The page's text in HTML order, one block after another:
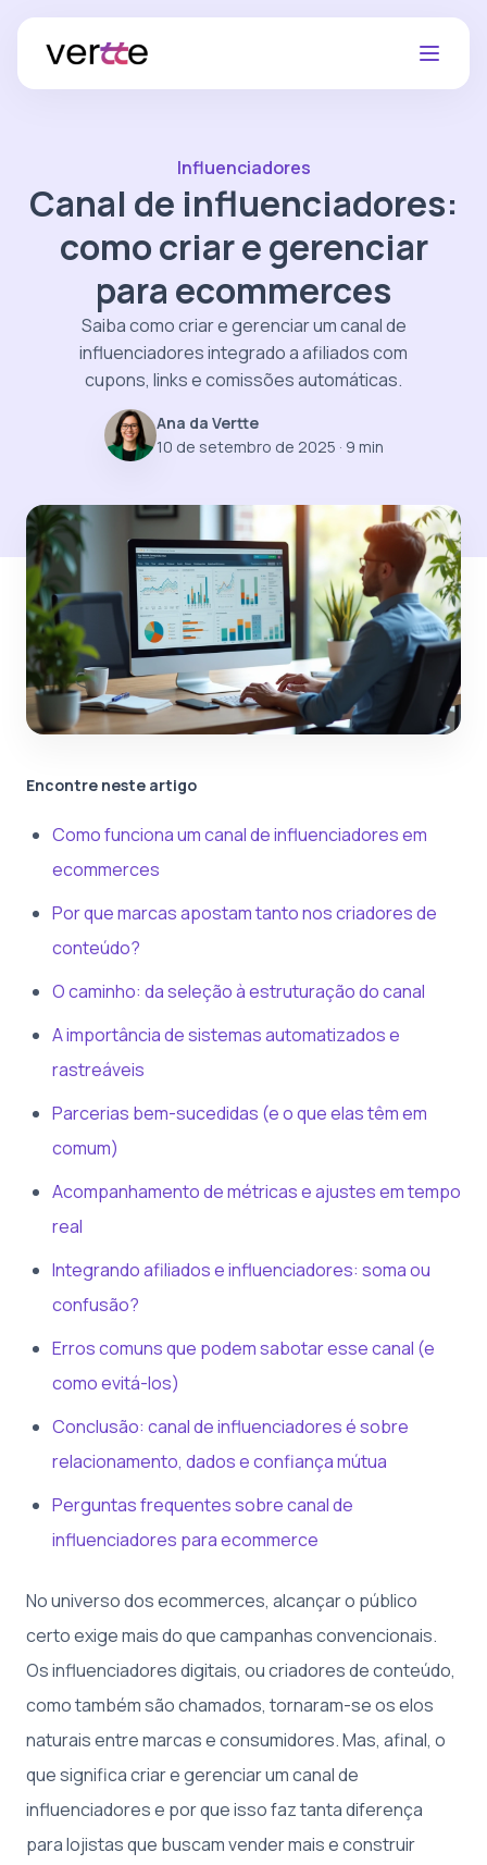
Influenciadores
Canal de influenciadores:
como criar e gerenciar
para ecommerces
Saiba como criar e gerenciar um canal de
influenciadores integrado a afiliados com
cupons, links e comissões automáticas.
Ana da Vertte
10 de setembro de 2025 · 9 min
Encontre neste artigo
Como funciona um canal de influenciadores em
ecommerces
Por que marcas apostam tanto nos criadores de
conteúdo?
O caminho: da seleção à estruturação do canal
A importância de sistemas automatizados e
rastreáveis
Parcerias bem-sucedidas (e o que elas têm em
comum)
Acompanhamento de métricas e ajustes em tempo
real
Integrando afiliados e influenciadores: soma ou
confusão?
Erros comuns que podem sabotar esse canal (e
como evitá-los)
Conclusão: canal de influenciadores é sobre
relacionamento, dados e confiança mútua
Perguntas frequentes sobre canal de
influenciadores para ecommerce
No universo dos ecommerces, alcançar o público
certo exige mais do que campanhas convencionais.
Os influenciadores digitais, ou criadores de conteúdo,
como também são chamados, tornaram-se os elos
naturais entre marcas e consumidores. Mas, afinal, o
que significa criar e gerenciar um canal de
influenciadores e por que isso faz tanta diferença
para lojistas que buscam vender mais e construir